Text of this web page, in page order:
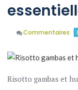
Commentaires
Risotto gambas et